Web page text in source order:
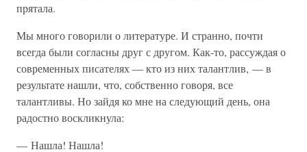
прятала.
Мы много говорили о литературе. И странно, почти
всегда были согласны друг с другом. Как-то, рассуждая о
современных писателях — кто из них талантлив, — в
результате нашли, что, собственно говоря, все
талантливы. Но зайдя ко мне на следующий день, она
радостно воскликнула:
— Нашла! Нашла!